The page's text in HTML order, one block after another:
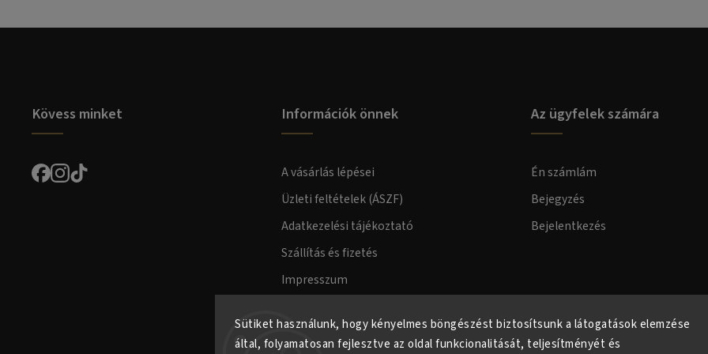
Sütiket használunk, hogy kényelmes böngészést biztosítsunk a látogatások elemzése
által, folyamatosan fejlesztve az oldal funkcionalitását, teljesítményét és
Kövess minket Információk önnek
A vásárlás lépései
Üzleti feltételek (ÁSZF)
Adatkezelési tájékoztató
Szállítás és fizetés
Impresszum
Az ügyfelek számára
Én számlám
Bejegyzés
Bejelentkezés